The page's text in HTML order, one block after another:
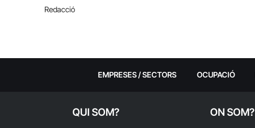
Redacció
EMPRESES / SECTORS OCUPACIÓ
QUI SOM? ON SOM?